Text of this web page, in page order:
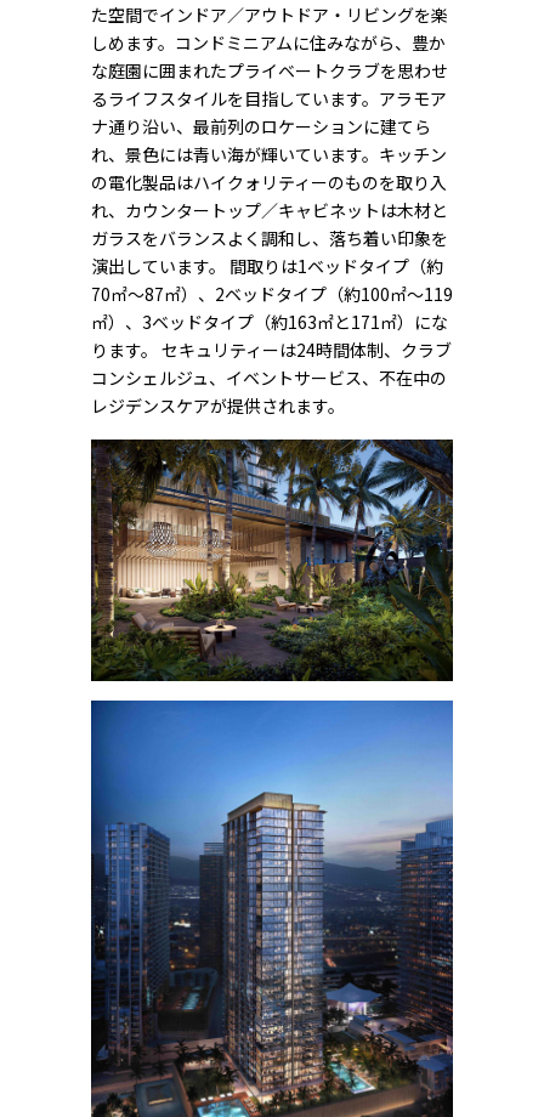
た空間でインドア／アウトドア・リビングを楽
しめます。コンドミニアムに住みながら、豊か
な庭園に囲まれたプライベートクラブを思わせ
るライフスタイルを目指しています。アラモア
ナ通り沿い、最前列のロケーションに建てら
れ、景色には青い海が輝いています。キッチン
の電化製品はハイクォリティーのものを取り入
れ、カウンタートップ／キャビネットは木材と
ガラスをバランスよく調和し、落ち着い印象を
演出しています。 間取りは1ベッドタイプ（約
70㎡～87㎡）、2ベッドタイプ（約100㎡～119
㎡）、3ベッドタイプ（約163㎡と171㎡）にな
ります。 セキュリティーは24時間体制、クラブ
コンシェルジュ、イベントサービス、不在中の
レジデンスケアが提供されます。